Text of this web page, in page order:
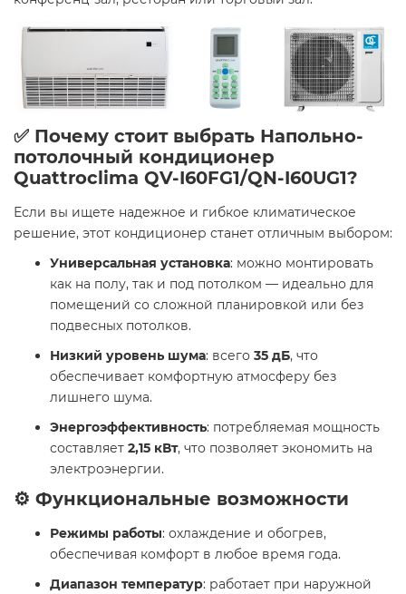
✅ Почему стоит выбрать Напольно-
потолочный кондиционер
Quattroclima QV-I60FG1/QN-I60UG1?
Если вы ищете надежное и гибкое климатическое
решение, этот кондиционер станет отличным выбором:
Универсальная установка: можно монтировать
как на полу, так и под потолком — идеально для
помещений со сложной планировкой или без
подвесных потолков.
Низкий уровень шума: всего 35 дБ, что
обеспечивает комфортную атмосферу без
лишнего шума.
Энергоэффективность: потребляемая мощность
составляет 2,15 кВт, что позволяет экономить на
электроэнергии.
⚙️ Функциональные возможности
Режимы работы: охлаждение и обогрев,
обеспечивая комфорт в любое время года.
Диапазон температур: работает при наружной